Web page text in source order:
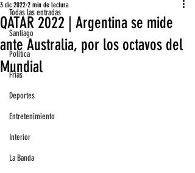
Todas las entradas
Santiago
Política
Frías
Deportes
Entretenimiento
Interior
La Banda
QATAR 2022 | Argentina se mide
ante Australia, por los octavos del
Mundial
3 dic 2022 2 min de lectura